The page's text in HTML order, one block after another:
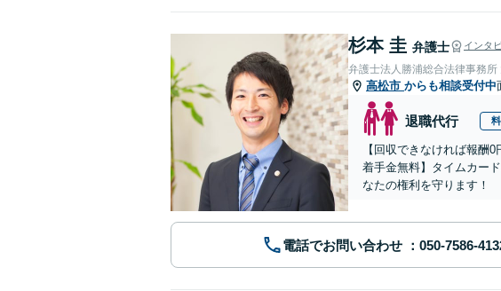
杉本 圭 弁護士 インタ
弁護士法人勝浦総合法律事務所
高松市 からも相談受付中
退職代行
【回収できなければ報酬
着手金無料】タイムカー
なたの権利を守ります！
電話でお問い合わせ